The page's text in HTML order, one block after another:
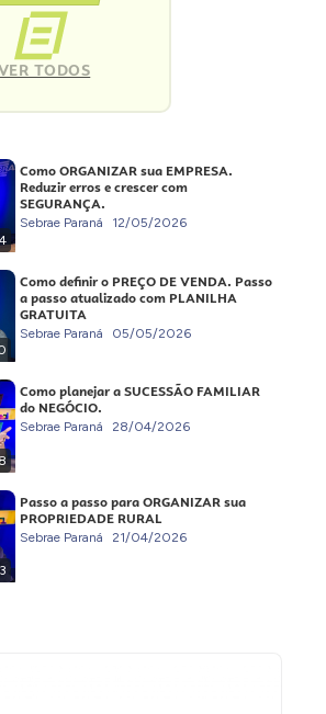
TODOS
Como ORGANIZAR sua EMPRESA.
Reduzir erros e crescer com
SEGURANÇA.
Sebrae Paraná 12/05/2026
Como definir o PREÇO DE VENDA. Passo
a passo atualizado com PLANILHA
GRATUITA
Sebrae Paraná 05/05/2026
Como planejar a SUCESSÃO FAMILIAR
do NEGÓCIO.
Sebrae Paraná 28/04/2026
Passo a passo para ORGANIZAR sua
PROPRIEDADE RURAL
Sebrae Paraná 21/04/2026